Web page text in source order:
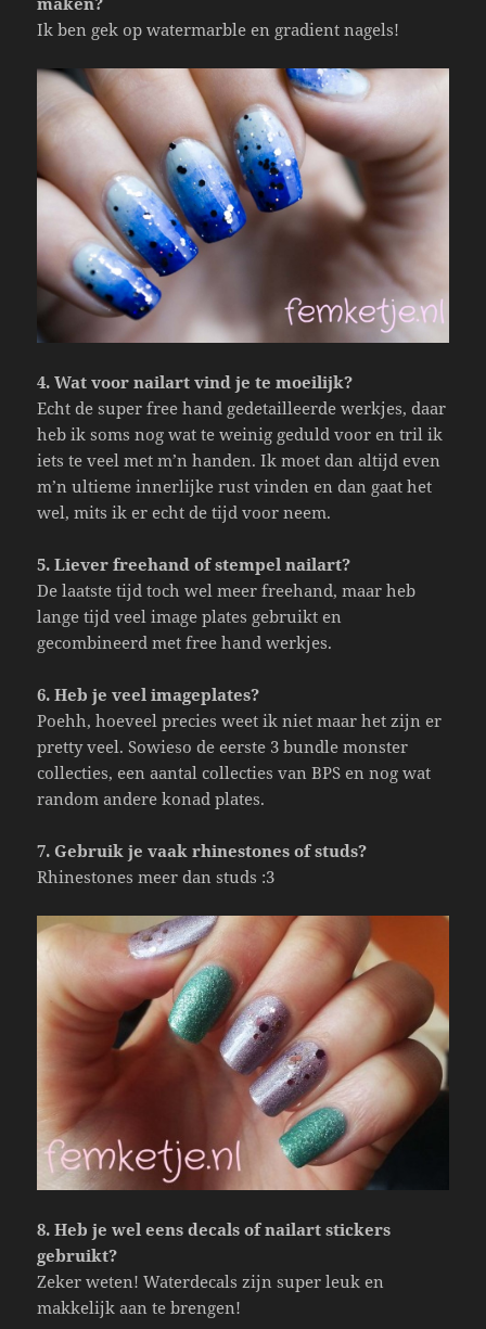
Ik ben gek op watermarble en gradient nagels!
4. Wat voor nailart vind je te moeilijk?
Echt de super free hand gedetailleerde werkjes, daar
heb ik soms nog wat te weinig geduld voor en tril ik
iets te veel met m’n handen. Ik moet dan altijd even
m’n ultieme innerlijke rust vinden en dan gaat het
wel, mits ik er echt de tijd voor neem.
5. Liever freehand of stempel nailart?
De laatste tijd toch wel meer freehand, maar heb
lange tijd veel image plates gebruikt en
gecombineerd met free hand werkjes.
6. Heb je veel imageplates?
Poehh, hoeveel precies weet ik niet maar het zijn er
pretty veel. Sowieso de eerste 3 bundle monster
collecties, een aantal collecties van BPS en nog wat
random andere konad plates.
7. Gebruik je vaak rhinestones of studs?
Rhinestones meer dan studs :3
8. Heb je wel eens decals of nailart stickers
gebruikt?
Zeker weten! Waterdecals zijn super leuk en
makkelijk aan te brengen!